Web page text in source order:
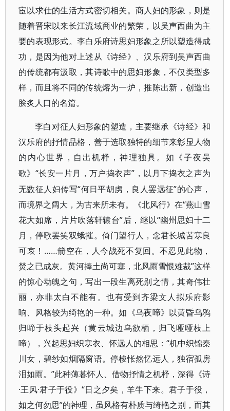
宦以求仕的生活方式密切相关。商人妇的形象，则是
随着晋宋以来长江流域商业的繁荣，以吴声西曲为主
要的表现形式。李白乐府诗思妇形象之所以塑造得成
功，是因为他对上述从《诗经》、汉乐府到吴声西曲
的传统都有汲取，其诗歌中的思妇形象，不仅类型多
样，而且将不同的传统熔为一炉，推陈出新，创造出
脍炙人口的名篇。
李白对征人妇形象的塑造，主要继承《诗经》和
汉乐府的抒情品格，善于选取独特的细节来彰显人物
的内心世界，自出机杼，神理独具。如《子夜吴
歌》 “长安一片月，万户捣衣声”，以月下捣衣之声为
无数征人妇传写“何日平胡虏，良人罢远征”的心声，
而境界之阔大，为古来所未有。《北风行》在“燕山雪
花大如席，片片吹落轩辕台”后，继以“幽州思妇十二
月，停歌罢笑双蛾摧。倚门望行人，念君长城苦寒良
可哀！……箭空在，人今战死不复回。不忍见此物，
焚之已成灰。黄河捧土尚可塞，北风雨雪恨难裁”这样
的惊心动魄之句，写出一段生离死别之情，其奇伟壮
丽，亦非太白不能有。也有受到齐梁文人拟乐府影
响、风格较为绮艳的一种。如《乌夜啼》以黄昏乌鸦
归啼于枝头起兴（黄云城边乌欲栖，归飞哑哑枝上
啼），兴起思妇织寒衣、怀远人的相思：“机中织锦秦
川女，碧纱如烟隔窗语。停梭怅然忆远人，独宿孤房
泪如雨。”此种薄暮怀人、借物抒情之机杼，深得《诗
·王风·君子于役》“日之夕矣，羊牛下来。君子于役，
如之何勿思”的神理，虽风格有朴质与绮艳之别，而其